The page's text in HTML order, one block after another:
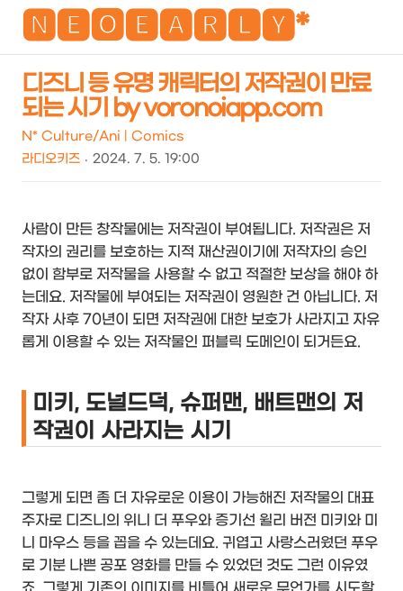
🅽🅴🅾🅴🅰🆁🅻🆈*
디즈니 등 유명 캐릭터의 저작권이 만료
되는 시기 by voronoiapp.com
N* Culture/Ani | Comics
라디오키즈
2024. 7. 5. 19:00
사람이 만든 창작물에는 저작권이 부여됩니다. 저작권은 저
작자의 권리를 보호하는 지적 재산권이기에 저작자의 승인
없이 함부로 저작물을 사용할 수 없고 적절한 보상을 해야 하
는데요. 저작물에 부여되는 저작권이 영원한 건 아닙니다. 저
작자 사후 70년이 되면 저작권에 대한 보호가 사라지고 자유
롭게 이용할 수 있는 저작물인 퍼블릭 도메인이 되거든요.
미키, 도널드덕, 슈퍼맨, 배트맨의 저
작권이 사라지는 시기
그렇게 되면 좀 더 자유로운 이용이 가능해진 저작물의 대표
주자로 디즈니의 위니 더 푸우와 증기선 윌리 버전 미키와 미
니 마우스 등을 꼽을 수 있는데요. 귀엽고 사랑스러웠던 푸우
로 기분 나쁜 공포 영화를 만들 수 있었던 것도 그런 이유였